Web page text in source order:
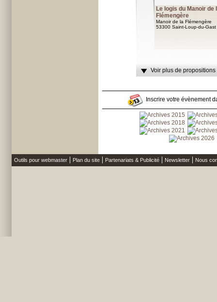
Le logis du Manoir de
Flémengère
Manoir de la Flémengère
53300 Saint-Loup-du-Gast
Voir plus de
Inscrire votre évènement
Outils pour webmaster Plan du site Partenariats & Publicité Newsletter Nous